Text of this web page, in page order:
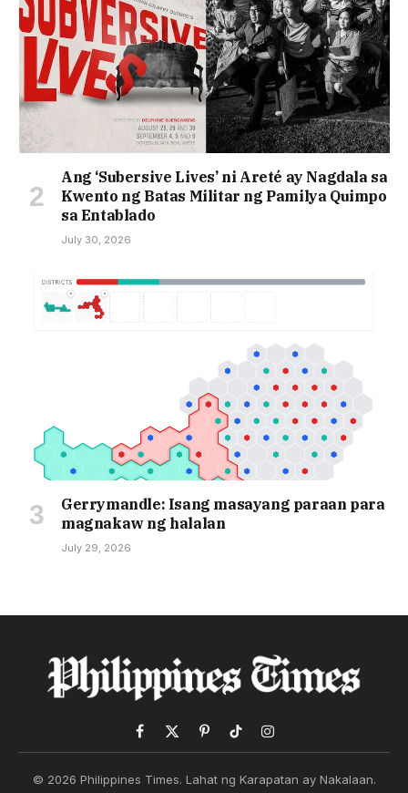
Ang ‘Subersive Lives’ ni Areté ay Nagdala sa
Kwento ng Batas Militar ng Pamilya Quimpo
sa Entablado
July 30, 2026
Gerrymandle: Isang masayang paraan para
magnakaw ng halalan
July 29, 2026
Facebook
X
PinterestTikTokInstagram
© 2026 Philippines Times. Lahat ng Karapatan ay Nakalaan.